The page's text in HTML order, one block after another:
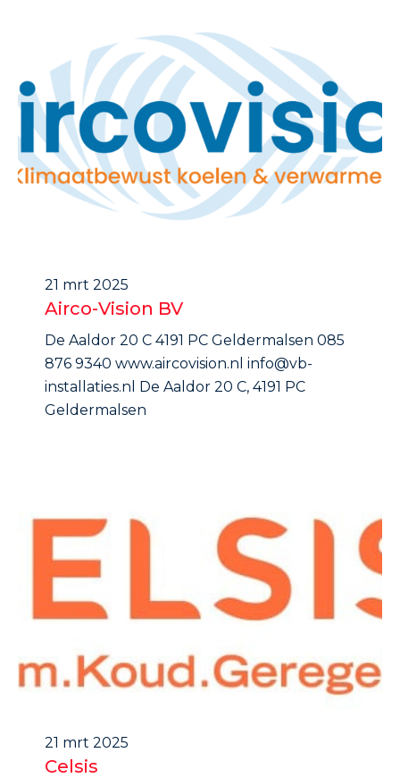
21 mrt 2025
Airco-Vision BV
De Aaldor 20 C 4191 PC Geldermalsen 085
876 9340 www.aircovision.nl info@vb-
installaties.nl De Aaldor 20 C, 4191 PC
Geldermalsen
21 mrt 2025
Celsis